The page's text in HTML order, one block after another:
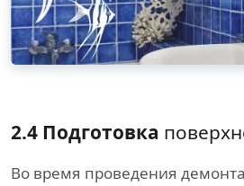
2.4 Подготовка
Во время проведения